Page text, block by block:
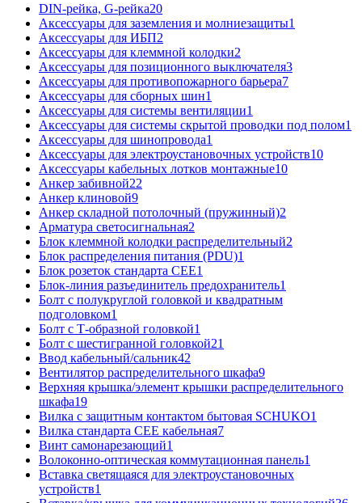
DIN-рейка, G-рейка20
Аксессуары для заземления и молниезащиты1
Аксессуары для ИБП2
Аксессуары для клеммной колодки2
Аксессуары для позиционного выключателя3
Аксессуары для противопожарного барьера7
Аксессуары для сборных шин1
Аксессуары для системы вентиляции1
Аксессуары для системы скрытой проводки под полом1
Аксессуары для шинопровода1
Аксессуары для электроустановочных устройств10
Аксессуары кабельных лотков монтажные10
Анкер забивной22
Анкер клиновой9
Анкер складной потолочный (пружинный)2
Арматура светосигнальная2
Блок клеммной колодки распределительный2
Блок распределения питания (PDU)1
Блок розеток стандарта CEE1
Блок-линия разъединитель предохранитель1
Болт с полукруглой головкой и квадратным
подголовком1
Болт с Т-образной головкой1
Болт с шестигранной головкой21
Ввод кабельный/сальник42
Вентилятор распределительного шкафа9
Верхняя крышка/элемент крышки распределительного
шкафа19
Вилка с защитным контактом бытовая SCHUKO1
Вилка стандарта CEE кабельная7
Винт самонарезающий1
Волоконно-оптическая коммутационная панель1
Вставка светящаяся для электроустановочных
устройств1